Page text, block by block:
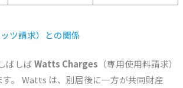
ツ請求）との関係
ばしばWatts Charges （専用使用料請求）
す。 Watts は、別居後に一方が共同財産